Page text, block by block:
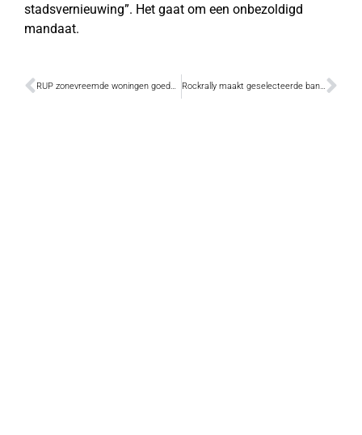
stadsvernieuwing”. Het gaat om een onbezoldigd
mandaat.
RUP zonevreemde woningen goedgekeurd Rockrally maakt geselecteerde bands bekend